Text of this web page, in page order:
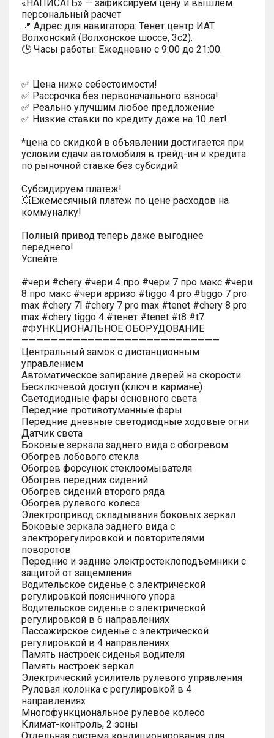
«НАПИСАТЬ» — зафиксируем цену и вышлем
персональный расчет
📍 Адрес для навигатора: Тенет центр ИАТ
Волхонский (Волхонское шоссе, 3с2).
🕒 Часы работы: Ежедневно с 9:00 до 21:00.
✅ Цена ниже себестоимости!
✅ Рассрочка без первоначального взноса!
✅ Реально улучшим любое предложение
✅ Низкие ставки по кредиту даже на 10 лет!
*цена со скидкой в объявлении достигается при
условии сдачи автомобиля в трейд-ин и кредита
по рыночной ставке без субсидий
Субсидируем платеж!
💥Ежемесячный платеж по цене расходов на
коммуналку!
Полный привод теперь даже выгоднее
переднего!
Успейте
#чери #chery #чери 4 про #чери 7 про макс #чери
8 про макс #чери арризо #tiggo 4 pro #tiggo 7 pro
max #chery 7l #chery 7 pro max #tenet #chery 8 pro
max #chery tiggo 4 #тенет #tenet #t8 #t7
#ФУНКЦИОНАЛЬНОЕ ОБОРУДОВАНИЕ
———————————————————————————
Центральный замок с дистанционным
управлением
Автоматическое запирание дверей на скорости
Бесключевой доступ (ключ в кармане)
Светодиодные фары основного света
Передние противотуманные фары
Передние дневные светодиодные ходовые огни
Датчик света
Боковые зеркала заднего вида с обогревом
Обогрев лобового стекла
Обогрев форсунок стеклоомывателя
Обогрев передних сидений
Обогрев сидений второго ряда
Обогрев рулевого колеса
Электропривод складывания боковых зеркал
Боковые зеркала заднего вида с
электрорегулировкой и повторителями
поворотов
Передние и задние электростеклоподъемники с
защитой от защемления
Водительское сиденье с электрической
регулировкой поясничного упора
Водительское сиденье с электрической
регулировкой в 6 направлениях
Пассажирское сиденье с электрической
регулировкой в 4 направлениях
Память настроек сиденья водителя
Память настроек зеркал
Электрический усилитель рулевого управления
Рулевая колонка с регулировкой в 4
направлениях
Многофункциональное рулевое колесо
Климат-контроль, 2 зоны
Отдельная система кондиционирования для